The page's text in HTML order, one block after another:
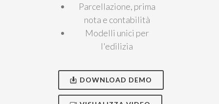
Parcellazione, prima
nota e contabilità
Modelli unici per
l'edilizia
DOWNLOAD DEMO